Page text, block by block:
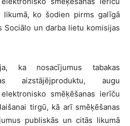
ko šodien pirms galīgā
Sociālo un darba lietu komisijas
ka nosacījumus tabakas
aizstājējproduktu, augu
smēķēšanas ierīču
tirgū, kā arī smēķēšanas
publiskās un citās likumā